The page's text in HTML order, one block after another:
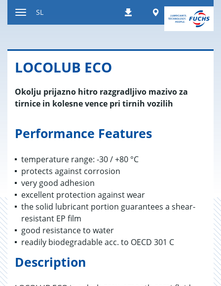
Prenosi Worldwide
SL
LO­CO­LUB ECO
Okolju prijazno hitro razgradljivo mazivo za
tirnice in kolesne vence pri tirnih vozilih
Performance Features
temperature range: -30 / +80 °C
protects against corrosion
very good adhesion
excellent protection against wear
the solid lubricant portion guarantees a shear-
resistant EP film
good resistance to water
readily biodegradable acc. to OECD 301 C
Description